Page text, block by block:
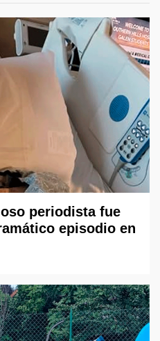
periodista fue
episodio en